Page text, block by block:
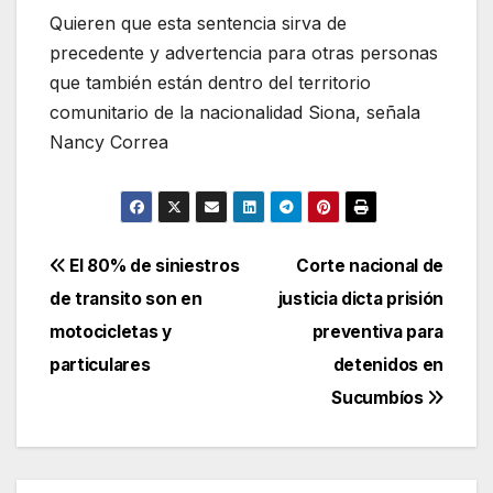
Quieren que esta sentencia sirva de
precedente y advertencia para otras personas
que también están dentro del territorio
comunitario de la nacionalidad Siona, señala
Nancy Correa
Navegación
de
entradas
Corte nacional de
justicia dicta prisión
preventiva para
detenidos en
Sucumbíos
El 80% de siniestros
de transito son en
motocicletas y
particulares